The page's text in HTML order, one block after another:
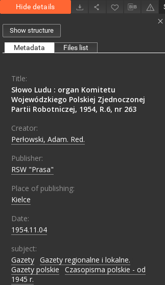
Hide details
Show structure
Metadata Files list
Title:
Słowo Ludu : organ Komitetu
Wojewódzkiego Polskiej Zjednoczonej
Partii Robotniczej, 1954, R.6, nr 263
Creator:
Perłowski, Adam. Red.
Publisher:
RSW "Prasa"
Place of publishing:
Kielce
Date:
1954.11.04
subject:
Gazety Gazety regionalne i lokalne.
Gazety polskie
Czasopisma polskie - od
1945 r.